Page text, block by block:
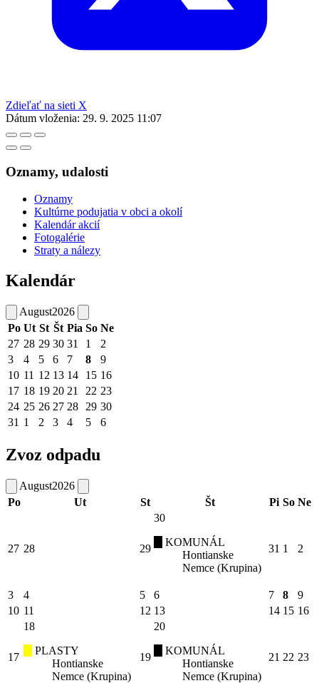
Zdieľať na sieti X
Dátum vloženia: 29. 9. 2025 11:07
Oznamy, udalosti
Oznamy
Kultúrne podujatia v obci a okolí
Kalendár akcií
Fotogalérie
Straty a nálezy
Kalendár
August2026
Po Ut St Št Pia So Ne
27 28 29 30 31 1
2
3
4 5 6 7 8
9
10 11 12 13 14 15 16
17 18 19 20 21 22 23
24 25 26 27 28 29 30
31 1 2 3 4 5 6
Zvoz odpadu
August2026
Po
Ut St Št Pi So Ne
27 28 29
30
KOMUNÁL
Hontianske
Nemce (Krupina)
31 1 2
3 4 5 6 7 8
9
10 11 12 13 14 15 16
17
18
PLASTY
Hontianske
Nemce (Krupina)
19
20
KOMUNÁL
Hontianske
Nemce (Krupina)
21 22 23